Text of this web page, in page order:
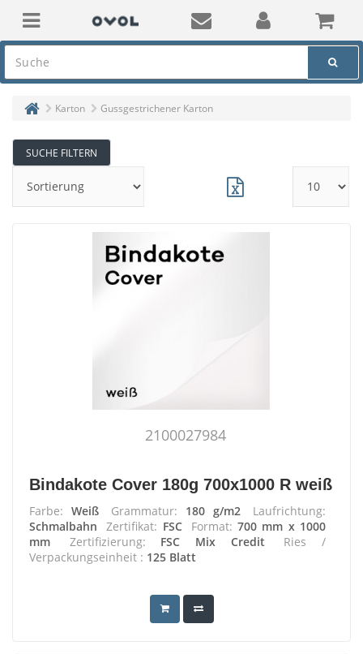
Karton Gussgestrichener Karton
SUCHE FILTERN
2100027984
Bindakote Cover 180g 700x1000 R weiß
Farbe: Weiß Grammatur: 180 g/m2
Laufrichtung:
Schmalbahn
Zertifikat: FSC Format:700 mm x 1000
mm
Zertifizierung: FSC Mix Credit
Ries /
Verpackungseinheit : 125 Blatt